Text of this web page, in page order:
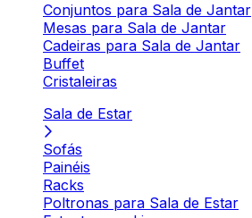
Conjuntos para Sala de Jantar
Mesas para Sala de Jantar
Cadeiras para Sala de Jantar
Buffet
Cristaleiras
Sala de Estar
Sofás
Painéis
Racks
Poltronas para Sala de Estar